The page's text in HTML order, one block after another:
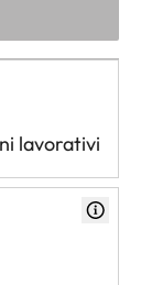
lavorativi